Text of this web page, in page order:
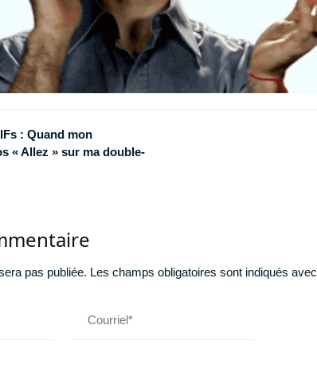
: Quand mon
« Allez » sur ma double-
pas publiée. Les champs obligatoires sont indiqués avec